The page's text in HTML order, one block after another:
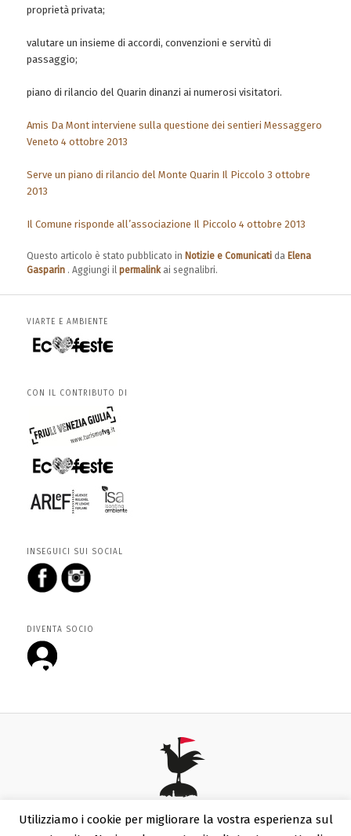
proprietà privata;
valutare un insieme di accordi, convenzioni e servitù di
passaggio;
piano di rilancio del Quarin dinanzi ai numerosi visitatori.
Amis Da Mont interviene sulla questione dei sentieri Messaggero
Veneto 4 ottobre 2013
Serve un piano di rilancio del Monte Quarin Il Piccolo 3 ottobre
2013
Il Comune risponde all’associazione Il Piccolo 4 ottobre 2013
Questo articolo è stato pubblicato in Notizie e Comunicati da Elena
Gasparin . Aggiungi ilpermalinkai segnalibri.
VIARTE E AMBIENTE
CON IL CONTRIBUTO DI
INSEGUICI SUI SOCIAL
DIVENTA SOCIO
Utilizziamo i cookie per migliorare la vostra esperienza sul